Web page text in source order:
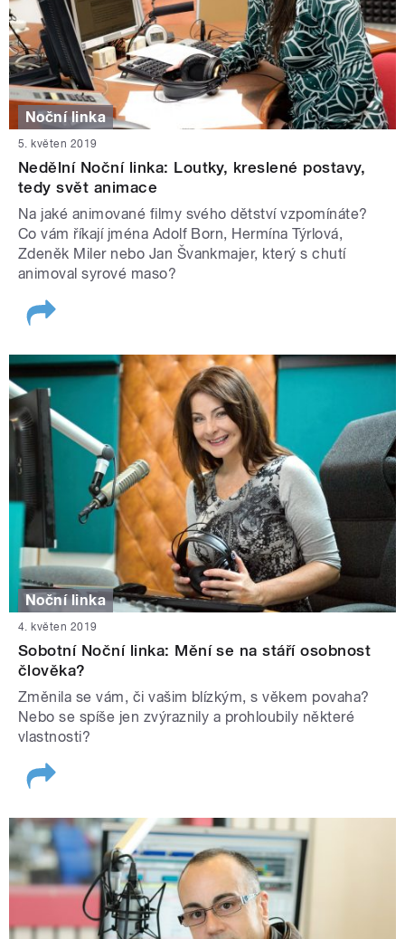
Noční linka
5. květen 2019
Nedělní Noční linka: Loutky, kreslené postavy,
tedy svět animace
Na jaké animované filmy svého dětství vzpomínáte?
Co vám říkají jména Adolf Born, Hermína Týrlová,
Zdeněk Miler nebo Jan Švankmajer, který s chutí
animoval syrové maso?
Noční linka
4. květen 2019
Sobotní Noční linka: Mění se na stáří osobnost
člověka?
Změnila se vám, či vašim blízkým, s věkem povaha?
Nebo se spíše jen zvýraznily a prohloubily některé
vlastnosti?